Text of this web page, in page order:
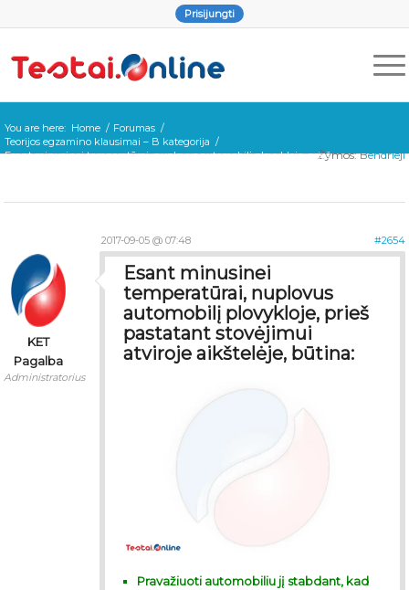
Prisijungti
You are here: Home / Forumas /
Teorijos egzamino klausimai – B kategorija /
Esant minusinei temperatūrai, nuplovus automobilį plovykloje, priešŽymos:Bendrieji
2017-09-05 @ 07:48 #2654
KET
Pagalba
Administratorius
Esant minusinei
temperatūrai, nuplovus
automobilį plovykloje, prieš
pastatant stovėjimui
atviroje aikštelėje, būtina:
Pravažiuoti automobiliu jį stabdant, kad